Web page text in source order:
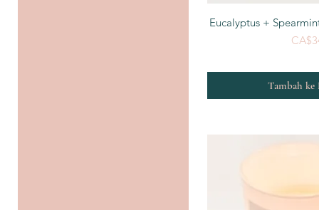
Eucalyptus +
Tambah ke